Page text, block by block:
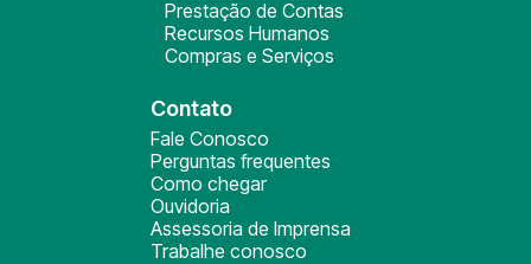
Prestação de Contas
Recursos Humanos
Compras e Serviços
Contato
Fale Conosco
Perguntas frequentes
Como chegar
Ouvidoria
Assessoria de Imprensa
Trabalhe conosco